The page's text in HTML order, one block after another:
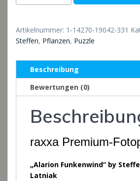
Premium-
Alarion
Funkenwind
Artikelnummer: 1-14270-19042-331
Steffen, Pflanzen, Puzzle
Beschreibung
Bewertungen (0)
raxxa Premium-
„Alarion Funkenwind“ by
Latniak